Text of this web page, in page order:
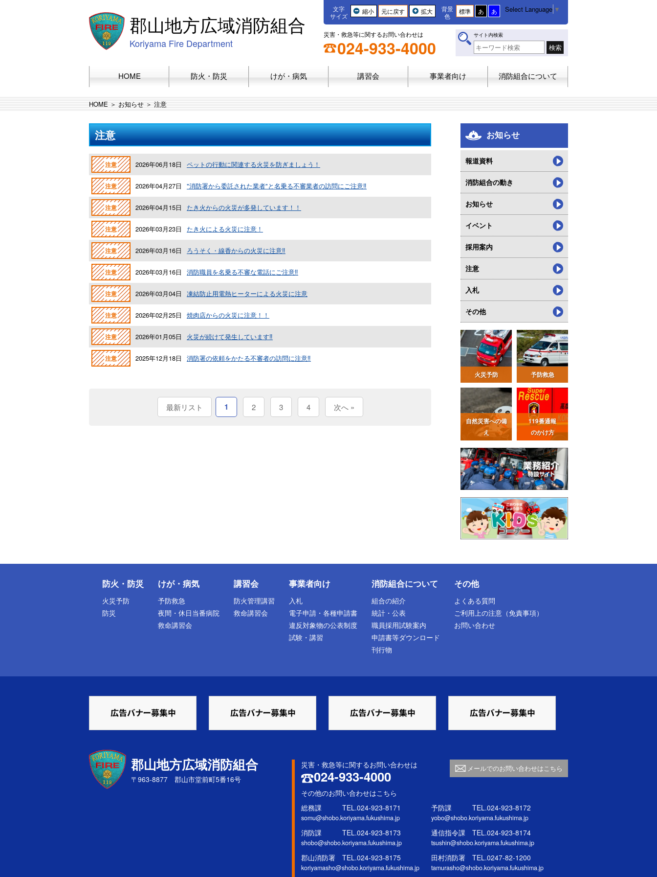
文字
サイズ
縮小 元に戻す 拡大
背景
色
標準 あ あ Select Language ▼
サイト内検索
災害・救急等に関するお問い合わせは
024-933-4000
郡山地方広域消防組合
Koriyama Fire Department
HOME 防火・防災 けが・病気 講習会 事業者向け 消防組合について
HOME ＞ お知らせ ＞ 注意
注意
注意 2026年06月18日 ペットの行動に関連する火災を防ぎましょう！
注意 2026年04月27日 "消防署から委託された業者"と名乗る不審業者の訪問にご注意‼
注意 2026年04月15日 たき火からの火災が多発しています！！
注意 2026年03月23日 たき火による火災に注意！
注意 2026年03月16日 ろうそく・線香からの火災に注意‼
注意 2026年03月16日 消防職員を名乗る不審な電話にご注意‼
注意 2026年03月04日 凍結防止用電熱ヒーターによる火災に注意
注意 2026年02月25日 焼肉店からの火災に注意！！
注意 2026年01月05日 火災が続けて発生しています‼
注意 2025年12月18日 消防署の依頼をかたる不審者の訪問に注意‼
最新リスト 1 2 3 4 次へ »
お知らせ
報道資料
消防組合の動き
お知らせ
イベント
採用案内
注意
入札
その他
火災予防 予防救急
自然災害への備
え
119番通報
のかけ方
防火・防災
火災予防
防災
けが・病気
予防救急
夜間・休日当番病院
救命講習会
講習会
防火管理講習
救命講習会
事業者向け
入札
電子申請・各種申請書
違反対象物の公表制度
試験・講習
消防組合について
組合の紹介
統計・公表
職員採用試験案内
申請書等ダウンロード
刊行物
その他
よくある質問
ご利用上の注意（免責事項）
お問い合わせ
郡山地方広域消防組合
〒963-8877 郡山市堂前町5番16号
メールでのお問い合わせはこちら
災害・救急等に関するお問い合わせは
024-933-4000
その他のお問い合わせはこちら
総務課 TEL.024-923-8171
somu@shobo.koriyama.fukushima.jp
予防課 TEL.024-923-8172
yobo@shobo.koriyama.fukushima.jp
消防課 TEL.024-923-8173
shobo@shobo.koriyama.fukushima.jp
通信指令課 TEL.024-923-8174
tsushin@shobo.koriyama.fukushima.jp
郡山消防署 TEL.024-923-8175
koriyamasho@shobo.koriyama.fukushima.jp
田村消防署 TEL.0247-82-1200
tamurasho@shobo.koriyama.fukushima.jp